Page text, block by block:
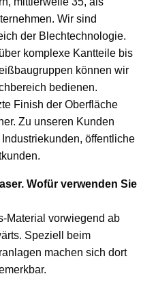
Wir sind
der Blechtechnologie.
komplexe Kantteile bis
können wir
bedienen.
Finish der Oberfläche
Zu unseren Kunden
öffentliche
Wofür verwenden Sie
Material vorwiegend ab
Speziell beim
machen sich dort